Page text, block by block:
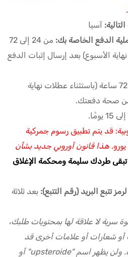
آسيا
الدفع الخاصة بك:
من 24 إلى 72
الأسبوع) بعد إرسال إثبات الدفع
72 ساعة (باستثناء عطلات نهاية
من صحة دفعتك.
قد يتم تطبيق رسوم جمركية
هذا قانون أوروبي جديد بشأن
تبقى طردك سليمة ومحكمة الإغلاق
تتبع البريد (رقم التتبع): بعد ثلاثة
سرية لا علاقة لها بمحتويات طلبك،
شعارات أو علامات أخرى قد
تكشف محتويات العبوة. ولن يظهر اسم "upsteroide" أو